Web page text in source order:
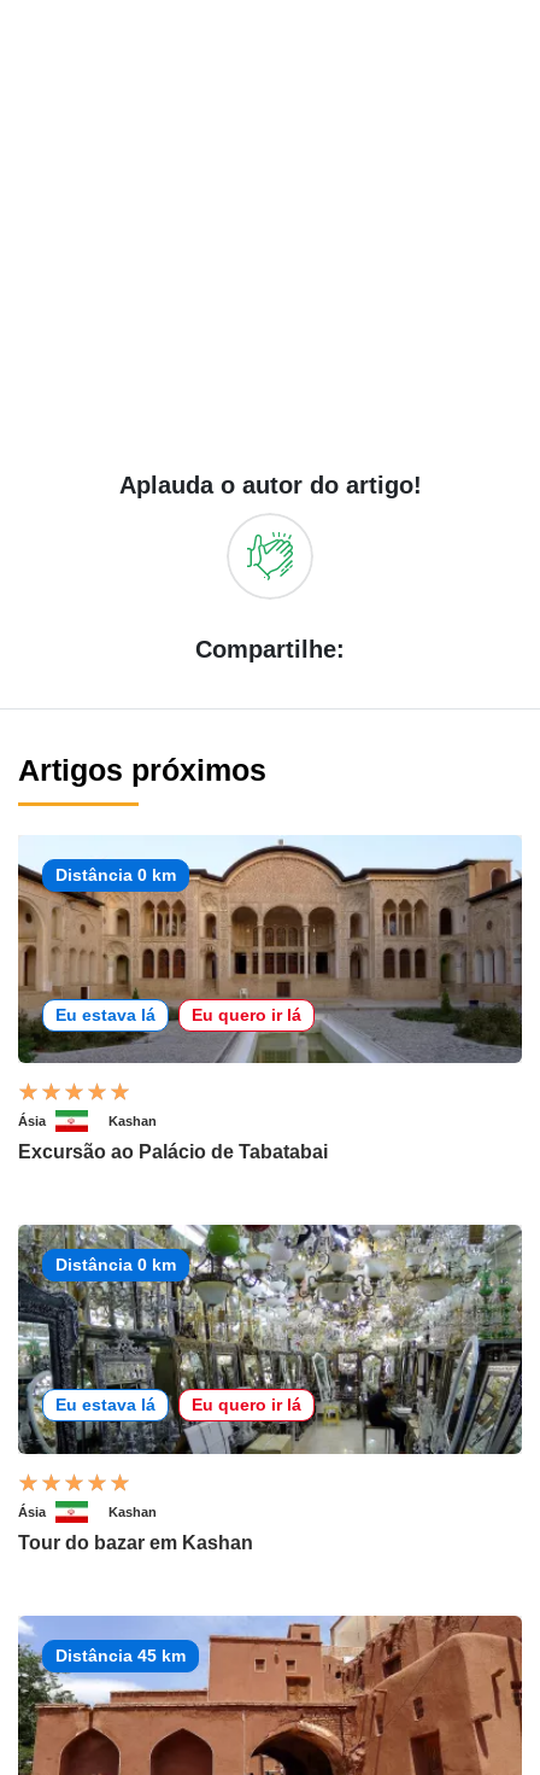
Aplauda o autor do artigo!
Compartilhe:
Artigos próximos
Distância 0 km
Eu estava lá Eu quero ir lá
Ásia Kashan
Excursão ao Palácio de Tabatabai
Distância 0 km
Eu estava lá Eu quero ir lá
Ásia Kashan
Tour do bazar em Kashan
Distância 45 km